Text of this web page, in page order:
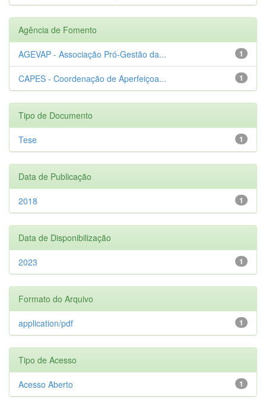
Agência de Fomento
1
AGEVAP - Associação Pró-Gestão da...
1
CAPES - Coordenação de Aperfeiçoa...
Tipo de Documento
1
Tese
Data de Publicação
1
2018
Data de Disponibilização
1
2023
Formato do Arquivo
1
application/pdf
Tipo de Acesso
1
Acesso Aberto